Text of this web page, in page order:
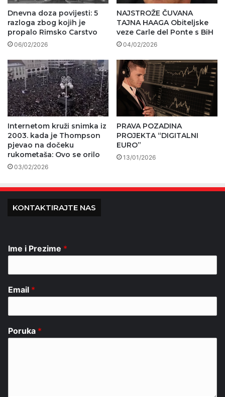
Dnevna doza povijesti: 5
razloga zbog kojih je
propalo Rimsko Carstvo
06/02/2026
NAJSTROŽE ČUVANA
TAJNA HAAGA Obiteljske
veze Carle del Ponte s BiH
04/02/2026
Internetom kruži snimka iz
2003. kada je Thompson
pjevao na dočeku
rukometaša: Ovo se orilo
03/02/2026
PRAVA POZADINA
PROJEKTA “DIGITALNI
EURO”
13/01/2026
KONTAKTIRAJTE NAS
Ime i Prezime *
Email *
Poruka *